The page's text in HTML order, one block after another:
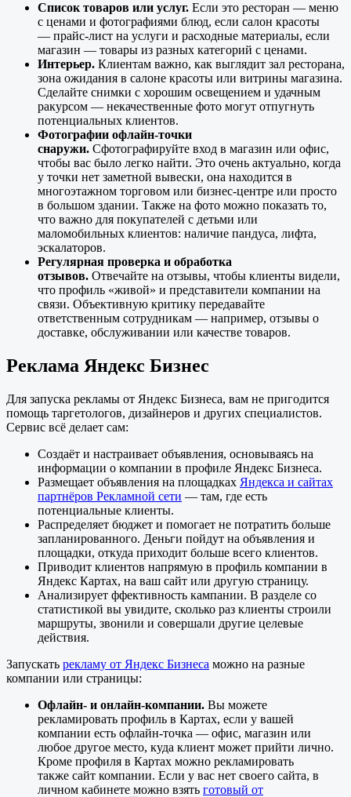
Список товаров или услуг. Если это ресторан — меню
с ценами и фотографиями блюд, если салон красоты
— прайс-лист на услуги и расходные материалы, если
магазин — товары из разных категорий с ценами.
Интерьер. Клиентам важно, как выглядит зал ресторана,
зона ожидания в салоне красоты или витрины магазина.
Сделайте снимки с хорошим освещением и удачным
ракурсом — некачественные фото могут отпугнуть
потенциальных клиентов.
Фотографии офлайн-точки
снаружи. Сфотографируйте вход в магазин или офис,
чтобы вас было легко найти. Это очень актуально, когда
у точки нет заметной вывески, она находится в
многоэтажном торговом или бизнес-центре или просто
в большом здании. Также на фото можно показать то,
что важно для покупателей с детьми или
маломобильных клиентов: наличие пандуса, лифта,
эскалаторов.
Регулярная проверка и обработка
отзывов. Отвечайте на отзывы, чтобы клиенты видели,
что профиль «живой» и представители компании на
связи. Объективную критику передавайте
ответственным сотрудникам — например, отзывы о
доставке, обслуживании или качестве товаров.
Реклама Яндекс Бизнес
Для запуска рекламы от Яндекс Бизнеса, вам не пригодится
помощь таргетологов, дизайнеров и других специалистов.
Сервис всё делает сам:
Создаёт и настраивает объявления, основываясь на
информации о компании в профиле Яндекс Бизнеса.
Размещает объявления на площадках Яндекса и сайтах
партнёров Рекламной сети — там, где есть
потенциальные клиенты.
Распределяет бюджет и помогает не потратить больше
запланированного. Деньги пойдут на объявления и
площадки, откуда приходит больше всего клиентов.
Приводит клиентов напрямую в профиль компании в
Яндекс Картах, на ваш сайт или другую страницу.
Анализирует ффективность кампании. В разделе со
статистикой вы увидите, сколько раз клиенты строили
маршруты, звонили и совершали другие целевые
действия.
Запускать рекламу от Яндекс Бизнеса можно на разные
компании или страницы:
Офлайн- и онлайн-компании. Вы можете
рекламировать профиль в Картах, если у вашей
компании есть офлайн-точка — офис, магазин или
любое другое место, куда клиент может прийти лично.
Кроме профиля в Картах можно рекламировать
также сайт компании. Если у вас нет своего сайта, в
личном кабинете можно взять готовый от